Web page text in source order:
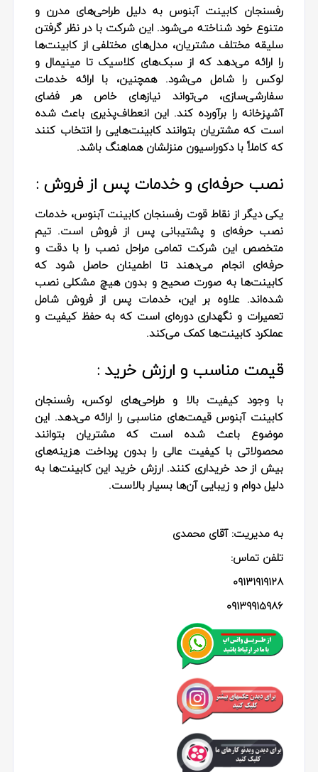
رفسنجان کابینت آبنوس به دلیل طراحی‌های مدرن و
متنوع خود شناخته می‌شود. این شرکت با در نظر گرفتن
سلیقه مختلف مشتریان، مدل‌های مختلفی از کابینت‌ها
را ارائه می‌دهد که از سبک‌های کلاسیک تا مینیمال و
لوکس را شامل می‌شود. همچنین، با ارائه خدمات
سفارشی‌سازی، می‌تواند نیازهای خاص هر فضای
آشپزخانه را برآورده کند. این انعطاف‌پذیری باعث شده
است که مشتریان بتوانند کابینت‌هایی را انتخاب کنند
که کاملاً با دکوراسیون منزلشان هماهنگ باشد.
نصب حرفه‌ای و خدمات پس از فروش :
یکی دیگر از نقاط قوت رفسنجان کابینت آبنوس، خدمات
نصب حرفه‌ای و پشتیبانی پس از فروش است. تیم
متخصص این شرکت تمامی مراحل نصب را با دقت و
حرفه‌ای انجام می‌دهند تا اطمینان حاصل شود که
کابینت‌ها به صورت صحیح و بدون هیچ مشکلی نصب
شده‌اند. علاوه بر این، خدمات پس از فروش شامل
تعمیرات و نگهداری دوره‌ای است که به حفظ کیفیت و
عملکرد کابینت‌ها کمک می‌کند.
قیمت مناسب و ارزش خرید :
با وجود کیفیت بالا و طراحی‌های لوکس، رفسنجان
کابینت آبنوس قیمت‌های مناسبی را ارائه می‌دهد. این
موضوع باعث شده است که مشتریان بتوانند
محصولاتی با کیفیت عالی را بدون پرداخت هزینه‌های
بیش از حد خریداری کنند. ارزش خرید این کابینت‌ها به
دلیل دوام و زیبایی آن‌ها بسیار بالاست.
به مدیریت: آقای محمدی
تلفن تماس:
09131919128
09139915986